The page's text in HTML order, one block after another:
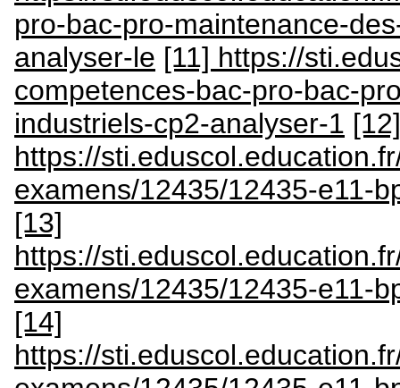
pro-bac-pro-maintenance-
analyser-le [11] https://
competences-bac-pro-bac-
industriels-cp2-analyser-1 [12]
https://
examens/12435/12435-e11-
[13]
https://
examens/12435/12435-e11-
[14]
https://